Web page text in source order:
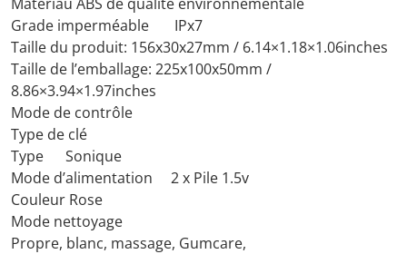
Grade imperméable IPx7
Taille du produit: 156x30x27mm / 6.14×1.18×1.06inches
Taille de l’emballage: 225x100x50mm /
8.86×3.94×1.97inches
Mode de contrôle
Type de clé
Type Sonique
Mode d’alimentation 2 x Pile 1.5v
Couleur Rose
Mode nettoyage
Propre, blanc, massage, Gumcare,